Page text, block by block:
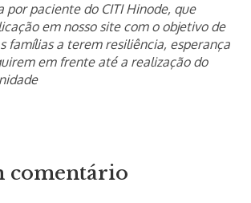
por paciente do CITI Hinode, que
em nosso site com o objetivo de
famílias a terem resiliência, esperança
em frente até a realização do
comentário